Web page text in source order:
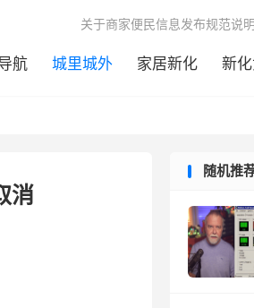
航 城里城外 家居新化 新
关于商家便民信息发布规范说明
消
随机推